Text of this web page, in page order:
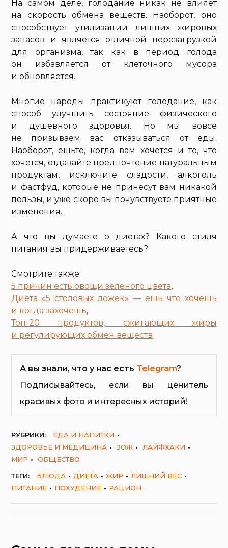
На самом деле, голодание никак не влияет
на скорость обмена веществ. Наоборот, оно
способствует утилизации лишних жировых
запасов и является отличной перезагрузкой
для организма, так как в период голода
он избавляется от клеточного мусора
и обновляется.
Многие народы практикуют голодание, как
способ улучшить состояние физического
и душевного здоровья. Но мы вовсе
не призываем вас отказываться от еды.
Наоборот, ешьте, когда вам хочется и то, что
хочется, отдавайте предпочтение натуральным
продуктам, исключите сладости, алкоголь
и фастфуд, которые не принесут вам никакой
пользы, и уже скоро вы почувствуете приятные
изменения.
А что вы думаете о диетах? Какого стиля
питания вы придерживаетесь?
Смотрите также:
5 причин есть овощи зеленого цвета,
Диета «5 столовых ложек» — ешь что хочешь
и когда захочешь,
Топ-20 продуктов, сжигающих жиры
и регулирующих обмен веществ
А вы знали, что у нас есть Telegram?
Подписывайтесь, если вы ценитель
красивых фото и интересных историй!
РУБРИКИ:
ЕДА И НАПИТКИ
ЗДОРОВЬЕ И МЕДИЦИНА
ЗОЖ
ЛАЙФХАКИ
МИР
ОБЩЕСТВО
ТЕГИ:
БЛЮДА ДИЕТА ЖИР
ЛИШНИЙ ВЕС
ПИТАНИЕ
ПОХУДЕНИЕ РАЦИОН